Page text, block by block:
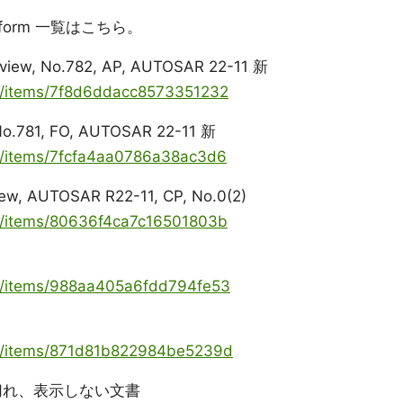
一覧はこちら。
No.782, AP, AUTOSAR 22-11 新
7f8d6ddacc8573351232
FO, AUTOSAR 22-11 新
7fcfa4aa0786a38ac3d6
AUTOSAR R22-11, CP, No.0(2)
80636f4ca7c16501803b
988aa405a6fdd794fe53
871d81b822984be5239d
、表示しない文書